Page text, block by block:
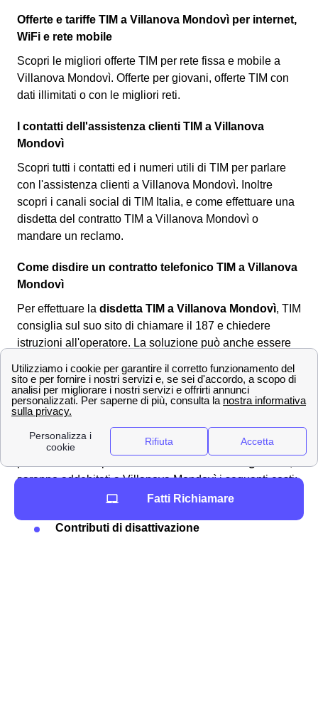
Offerte e tariffe TIM a Villanova Mondovì per internet,
WiFi e rete mobile
Scopri le migliori offerte TIM per rete fissa e mobile a
Villanova Mondovì. Offerte per giovani, offerte TIM con
dati illimitati o con le migliori reti.
I contatti dell'assistenza clienti TIM a Villanova
Mondovì
Scopri tutti i contatti ed i numeri utili di TIM per parlare
con l'assistenza clienti a Villanova Mondovì. Inoltre
scopri i canali social di TIM Italia, e come effettuare una
disdetta del contratto TIM a Villanova Mondovì o
mandare un reclamo.
Come disdire un contratto telefonico TIM a Villanova
Mondovì
Per effettuare la disdetta TIM a Villanova Mondovì, TIM
consiglia sul suo sito di chiamare il 187 e chiedere
istruzioni all'operatore. La soluzione può anche essere
loro contratto internet o telefono. Però,non è possibile
eseguire la disdetta al telefonone tantomeno online.
L'unico modo per i cittadini villanovesi è quello di
modulo per la disdetta TIMcorretto online,
compilarlo ed
inviarlo al provider
all'indirizzo postale
saranno addebitati a Villanova Mondovì i seguenti costi:
Contributi di disattivazione
Fatti Richiamare